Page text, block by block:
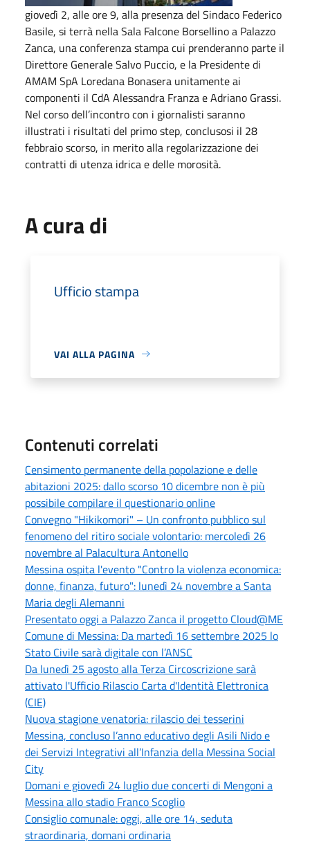
giovedì 2, alle ore 9, alla presenza del Sindaco Federico
Basile, si terrà nella Sala Falcone Borsellino a Palazzo
Zanca, una conferenza stampa cui prenderanno parte il
Direttore Generale Salvo Puccio, e la Presidente di
AMAM SpA Loredana Bonasera unitamente ai
componenti il CdA Alessandra Franza e Adriano Grassi.
Nel corso dell’incontro con i giornalisti saranno
illustrati i risultati del primo step, conclusosi il 28
febbraio scorso, in merito alla regolarizzazione dei
contratti di utenza idrica e delle morosità.
A cura di
Ufficio stampa
VAI ALLA PAGINA
Contenuti correlati
Censimento permanente della popolazione e delle
abitazioni 2025: dallo scorso 10 dicembre non è più
possibile compilare il questionario online
Convegno "Hikikomori" – Un confronto pubblico sul
fenomeno del ritiro sociale volontario: mercoledì 26
novembre al Palacultura Antonello
Messina ospita l'evento "Contro la violenza economica:
donne, finanza, futuro": lunedì 24 novembre a Santa
Maria degli Alemanni
Presentato oggi a Palazzo Zanca il progetto Cloud@ME
Comune di Messina: Da martedì 16 settembre 2025 lo
Stato Civile sarà digitale con l’ANSC
Da lunedì 25 agosto alla Terza Circoscrizione sarà
attivato l'Ufficio Rilascio Carta d'Identità Elettronica
(CIE)
Nuova stagione venatoria: rilascio dei tesserini
Messina, concluso l’anno educativo degli Asili Nido e
dei Servizi Integrativi all’Infanzia della Messina Social
City
Domani e giovedì 24 luglio due concerti di Mengoni a
Messina allo stadio Franco Scoglio
Consiglio comunale: oggi, alle ore 14, seduta
straordinaria, domani ordinaria